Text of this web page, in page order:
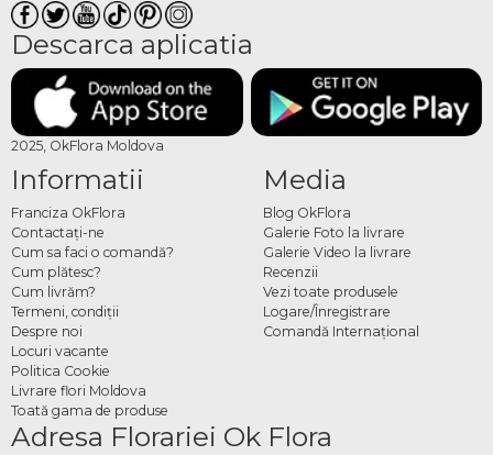
Descarca aplicatia
2025, OkFlora Moldova
Informatii
Franciza OkFlora
Contactaţi-ne
Cum sa faci o comandă?
Cum plătesc?
Cum livrăm?
Termeni, condiţii
Despre noi
Locuri vacante
Politica Cookie
Livrare flori Moldova
Toată gama de produse
Media
Blog OkFlora
Galerie Foto la livrare
Galerie Video la livrare
Recenzii
Vezi toate produsele
Logare/Înregistrare
Comandă Internațional
Adresa Florariei Ok Flora